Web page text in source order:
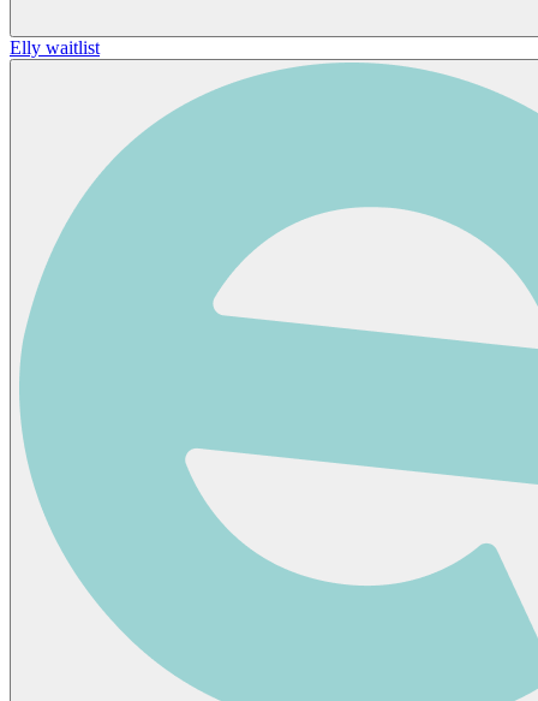
Elly waitlist